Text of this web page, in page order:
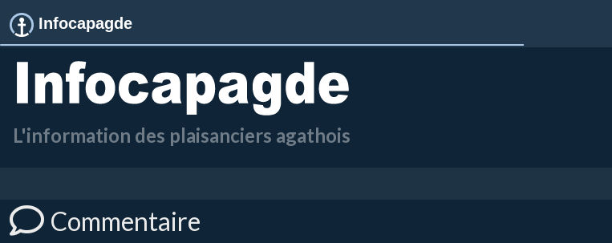
Infocapagde
L'information des plaisanciers agathois
Commentaire